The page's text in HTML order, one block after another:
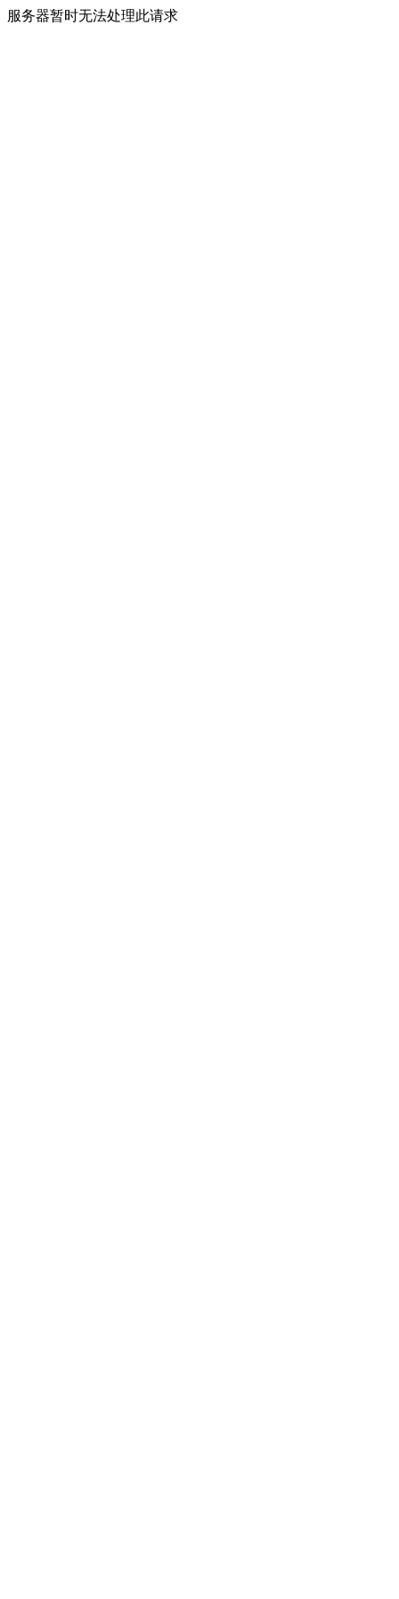
服务器暂时无法处理此请求